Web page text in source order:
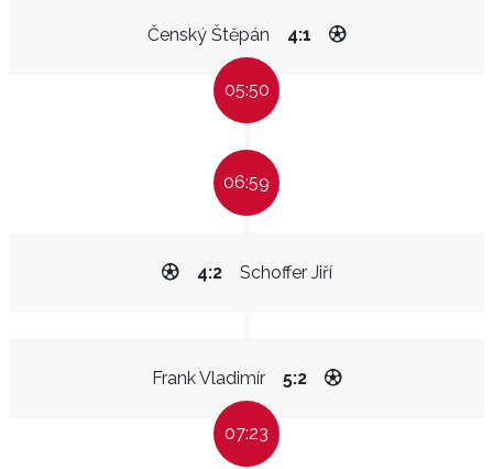
Čenský Štěpán 4:1
05:50
06:59
Schoffer Jiří
4:2
Frank Vladimír 5:2
07:23